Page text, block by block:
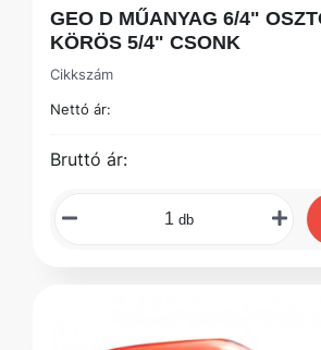
GEO D MŰANYAG 6/4"
KÖRÖS 5/4" CSONK
Cikkszám
Nettó ár:
Bruttó ár:
db